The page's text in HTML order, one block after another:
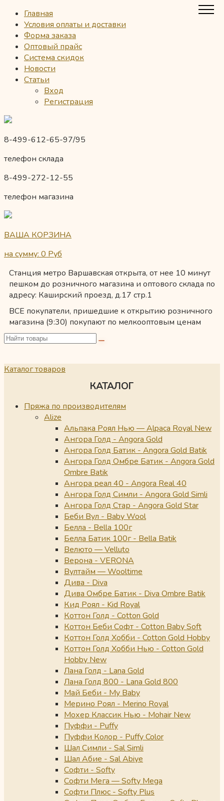
Главная
Условия оплаты и доставки
Форма заказа
Оптовый прайс
Система скидок
Новости
Статьи
Вход
Регистрация
8-499-612-65-97/95
телефон склада
8-499-272-12-55
телефон магазина
ВАША КОРЗИНА
на сумму: 0 Руб
Станция метро Варшавская открыта, от нее 10 минут
пешком до розничного магазина и оптового склада по
адресу: Каширский проезд, д.17 стр.1
ВСЕ покупатели, пришедшие к открытию розничного
магазина (9:30) покупают по мелкооптовым ценам
Каталог товаров
КАТАЛОГ
Пряжа по производителям
Alize
Альпака Роял Нью — Alpaca Royal New
Ангора Голд - Angora Gold
Ангора Голд Батик - Angora Gold Batik
Ангора Голд Омбре Батик - Angora Gold
Ombre Batik
Ангора реал 40 - Angora Real 40
Ангора Голд Симли - Angora Gold Simli
Ангора Голд Стар - Angora Gold Star
Беби Вул - Baby Wool
Белла - Bella 100г
Белла Батик 100г - Bella Batik
Велюто — Velluto
Верона - VERONA
Вултайм — Wooltime
Дива - Diva
Дива Омбре Батик - Diva Ombre Batik
Кид Роял - Kid Royal
Коттон Голд - Cotton Gold
Коттон Беби Софт - Cotton Baby Soft
Коттон Голд Хобби - Cotton Gold Hobby
Коттон Голд Хобби Нью - Cotton Gold
Hobby New
Лана Голд - Lana Gold
Лана Голд 800 - Lana Gold 800
Май Беби - My Baby
Мерино Роял - Merino Royal
Мохер Классик Нью - Mohair New
Пуффи - Puffy
Пуффи Колор - Puffy Color
Шал Симли - Sal Simli
Шал Абие - Sal Abiye
Софти - Softy
Софти Мега — Softy Mega
Софти Плюс - Softy Plus